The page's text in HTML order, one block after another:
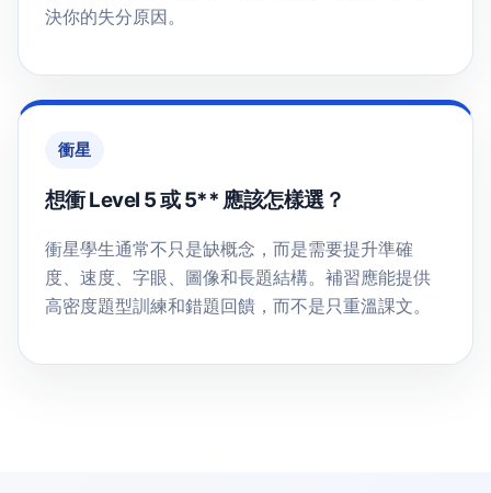
決你的失分原因。
衝星
想衝 Level 5 或 5** 應該怎樣選？
衝星學生通常不只是缺概念，而是需要提升準確
度、速度、字眼、圖像和長題結構。補習應能提供
高密度題型訓練和錯題回饋，而不是只重溫課文。